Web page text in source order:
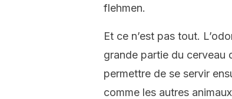
flehmen.
Et ce n’est pas tout.
grande partie du cerveau
permettre de se servir
comme les autres